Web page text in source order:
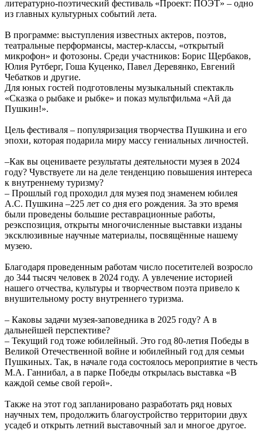
литературно-поэтический фестиваль «Проект: ПОЭТ» – одно
из главных культурных событий лета.
В программе: выступления известных актеров, поэтов,
театральные перформансы, мастер-классы, «открытый
микрофон» и фотозоны. Среди участников: Борис Щербаков,
Юлия Рутберг, Гоша Куценко, Павел Деревянко, Евгений
Чебатков и другие.
Для юных гостей подготовлены музыкальный спектакль
«Сказка о рыбаке и рыбке» и показ мультфильма «Ай да
Пушкин!».
Цель фестиваля – популяризация творчества Пушкина и его
эпохи, которая подарила миру массу гениальных личностей.
–Как вы оцениваете результаты деятельности музея в 2024
году? Чувствуете ли на деле тенденцию повышения интереса
к внутреннему туризму?
– Прошлый год проходил для музея под знаменем юбилея
А.С. Пушкина –225 лет со дня его рождения. За это время
были проведены большие реставрационные работы,
реэкспозиция, открыты многочисленные выставки изданы
эксклюзивные научные материалы, посвящённые нашему
музею.
Благодаря проведенным работам число посетителей возросло
до 344 тысяч человек в 2024 году. А увлечение историей
нашего отчества, культуры и творчеством поэта привело к
внушительному росту внутреннего туризма.
– Каковы задачи музея-заповедника в 2025 году? А в
дальнейшей перспективе?
– Текущий год тоже юбилейный. Это год 80-летия Победы в
Великой Отечественной войне и юбилейный год для семьи
Пушкиных. Так, в начале года состоялось мероприятие в честь
М.А. Ганнибал, а в парке Победы открылась выставка «В
каждой семье свой герой».
Также на этот год запланировано разработать ряд новых
научных тем, продолжить благоустройство территории двух
усадеб и открыть летний выставочный зал и многое другое.